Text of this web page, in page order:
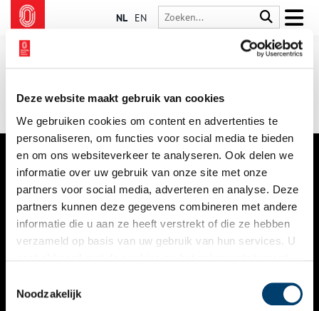
Deze website maakt gebruik van cookies
We gebruiken cookies om content en advertenties te
personaliseren, om functies voor social media te bieden
en om ons websiteverkeer te analyseren. Ook delen we
informatie over uw gebruik van onze site met onze
partners voor social media, adverteren en analyse. Deze
partners kunnen deze gegevens combineren met andere
informatie die u aan ze heeft verstrekt of die ze hebben
verzameld op basis van uw gebruik van hun services. U
Noodzakelijk
NL EN
VERHALEN
NIEUWS
KALENDER
ACTIVITEITEN